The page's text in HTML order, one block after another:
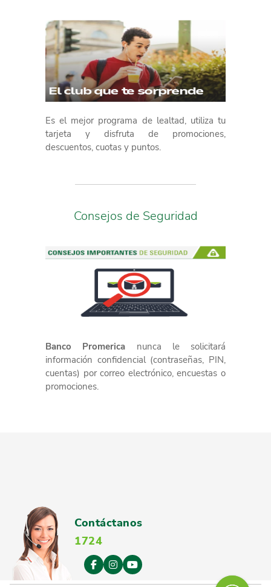
Es el mejor programa de lealtad, utiliza tu
tarjeta y disfruta de promociones,
descuentos, cuotas y puntos.
Consejos de Seguridad
Banco Promerica nunca le solicitará
información confidencial (contraseñas, PIN,
cuentas) por correo electrónico, encuestas o
promociones.
Contáctanos
1724